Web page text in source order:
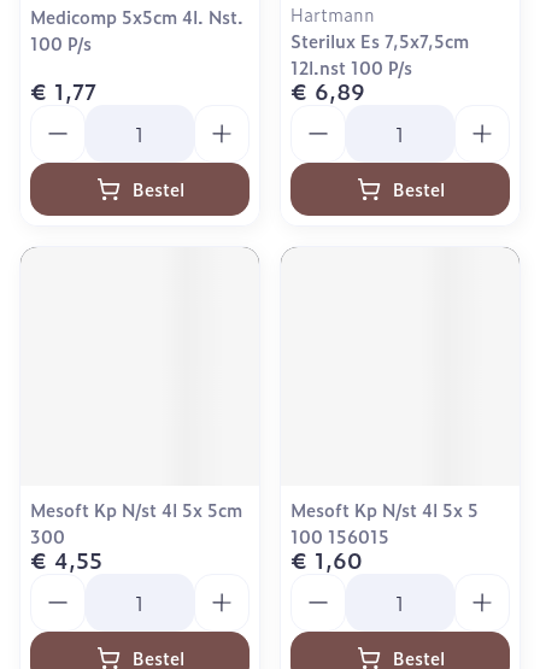
Medicomp 5x5cm 4l. Nst.
100 P/s
€ 1,77
Bestel
Hartmann
Sterilux Es 7,5x7,5cm
12l.nst 100 P/s
€ 6,89
Bestel
Mesoft Kp N/st 4l 5x 5cm
300
€ 4,55
Bestel
Mesoft Kp N/st 4l 5x 5
100 156015
€ 1,60
Bestel